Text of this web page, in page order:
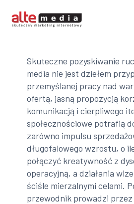
Media
Skuteczne pozyskiwanie
media nie jest dziełem
przemyślanej pracy nad
ofertą, jasną propozycją
komunikacją i cierpliwego
społecznościowe potrafią
zarówno impulsu
długofalowego wzrostu, o
połączyć kreatywność z
operacyjną, a działania
ściśle mierzalnymi celami.
przewodnik prowadzi